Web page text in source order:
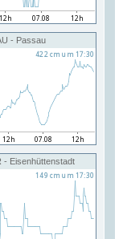
- Passau
- Eisenhüttenstadt